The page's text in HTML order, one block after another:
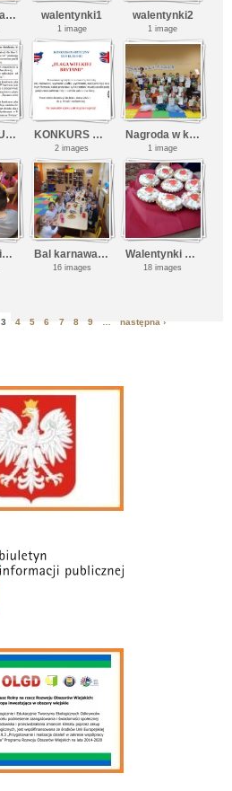
Bal nad balami walentynki1
1 image
walentynki2
1 image
Samorząd Uczniowski - Paulina KONKURS PLASTYCZNY DLA KLAS I-III „FLAGA WIELKIEJ BRYTANII”
2 images
Nagroda w konkursie szkolny gang fajniaków
1 image
Tonie czy nie tonie? Bal karnawałowy - Misie
16 images
Walentynki w naszej szkole
18 images
3 4 5 6 7 8 9 … następna ›